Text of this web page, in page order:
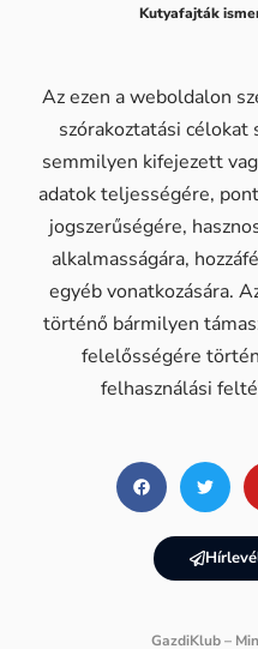
Kutyafajták
Az ezen a weboldalon
szórakoztatási
semmilyen kifejezett
adatok teljességére,
jogszerűségére,
alkalmasságára,
egyéb vonatkozására.
történő bármilyen
felelősségére
felhasználási
GazdiKlub –